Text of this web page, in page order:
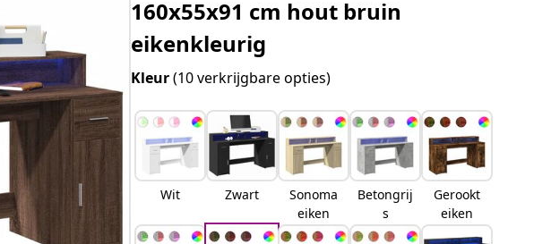
160x55x91 cm hout bruin
eikenkleurig
Kleur(10 verkrijgbare opties)
Wit Zwart
Sonoma
eiken
Betongrij
s
Gerookt
eiken